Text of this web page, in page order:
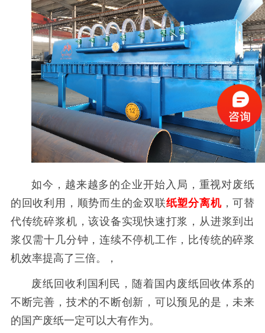
如今，越来越多的企业开始入局，重视对废纸
的回收利用，顺势而生的金双联纸塑分离机，可替
代传统碎浆机，该设备实现快速打浆，从进浆到出
浆仅需十几分钟，连续不停机工作，比传统的碎浆
机效率提高了三倍。，
废纸回收利国利民，随着国内废纸回收体系的
不断完善，技术的不断创新，可以预见的是，未来
的国产废纸一定可以大有作为。